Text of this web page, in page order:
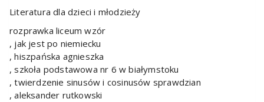
Literatura dla dzieci i młodzieży
rozprawka liceum wzór
, jak jest po niemiecku
, hiszpańska agnieszka
, szkoła podstawowa nr 6 w białymstoku
, twierdzenie sinusów i cosinusów sprawdzian
, aleksander rutkowski